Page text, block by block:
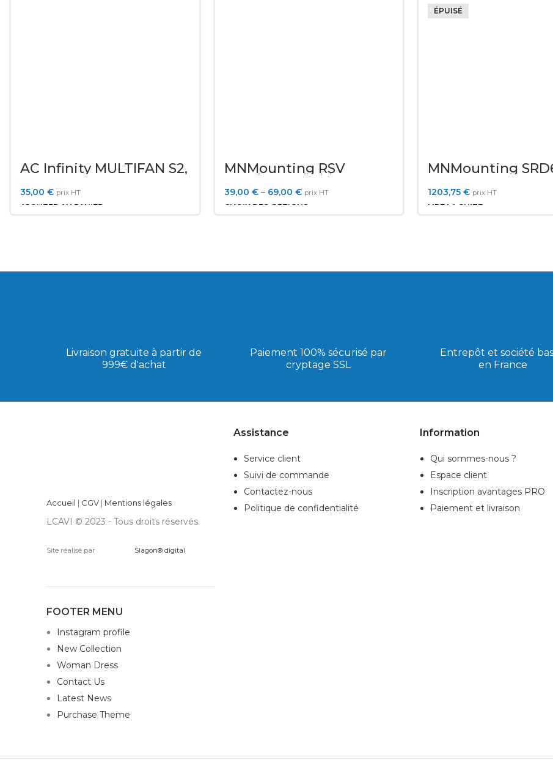
AC Infinity MULTIFAN S2,
VENTILATEUR DE
REFROIDISSEMENT USB
SILENCIEUX, 120MM
35,00€ prix HT
AJOUTER AU PANIER
MNMounting RSV
Etagère rackable
ventilée
39,00 €– 69,00 € prix HT
CHOIX DES OPTIONS
ÉPUISÉ
MNMounting
1203,75 € prix HT
LIRE LA SUITE
Livraison gratuite à partir de
999€ d'achat
Paiement 100% sécurisé par
cryptage SSL
Entrepôt et société
en France
Accueil | CGV | Mentions légales
LCAVI © 2023 - Tous droits réservés.
Site réalisé par Slagon® digital
FOOTER MENU
Instagram profile
New Collection
Woman Dress
Contact Us
Latest News
Purchase Theme
Assistance
Service client
Suivi de commande
Contactez-nous
Politique de confidentialité
Information
Qui sommes-nous ?
Espace client
Inscription avantages PRO
Paiement et livraison